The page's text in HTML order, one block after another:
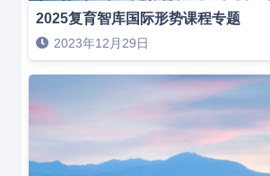
2025复育智库国际形势课程专题
2023年12月29日